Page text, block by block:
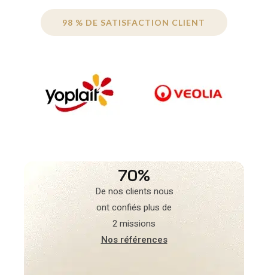
98 % DE SATISFACTION CLIENT
70%
De nos clients nous
ont confiés plus de
2 missions
Nos références